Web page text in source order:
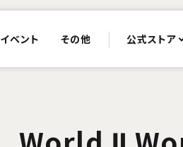
イベント その他 公式ストア